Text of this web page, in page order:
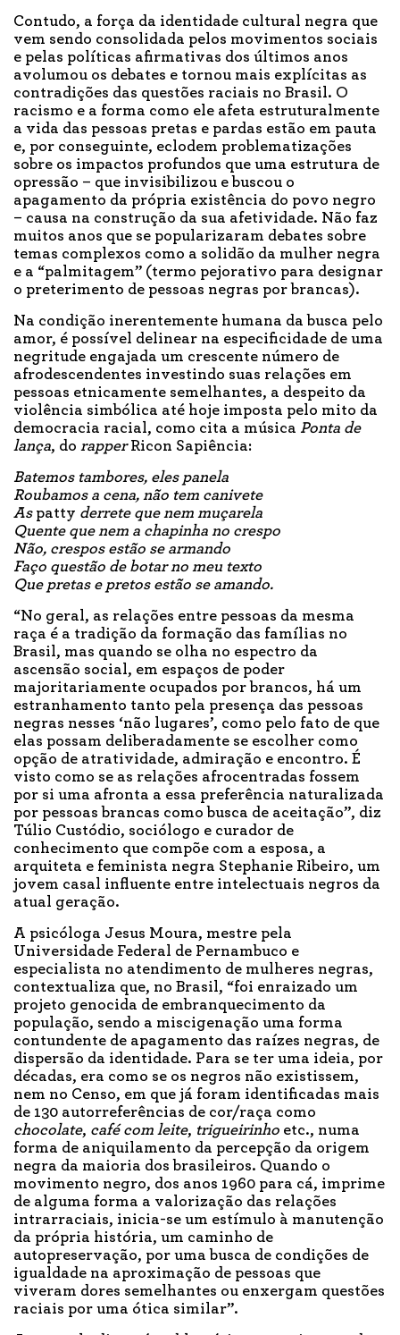
Contudo, a força da identidade cultural negra que
vem sendo consolidada pelos movimentos sociais
e pelas políticas afirmativas dos últimos anos
avolumou os debates e tornou mais explícitas as
contradições das questões raciais no Brasil. O
racismo e a forma como ele afeta estruturalmente
a vida das pessoas pretas e pardas estão em pauta
e, por conseguinte, eclodem problematizações
sobre os impactos profundos que uma estrutura de
opressão – que invisibilizou e buscou o
apagamento da própria existência do povo negro
– causa na construção da sua afetividade. Não faz
muitos anos que se popularizaram debates sobre
temas complexos como a solidão da mulher negra
e a “palmitagem” (termo pejorativo para designar
o preterimento de pessoas negras por brancas).
Na condição inerentemente humana da busca pelo
amor, é possível delinear na especificidade de uma
negritude engajada um crescente número de
afrodescendentes investindo suas relações em
pessoas etnicamente semelhantes, a despeito da
violência simbólica até hoje imposta pelo mito da
democracia racial, como cita a música Ponta de
lança, do rapperRicon Sapiência:
Batemos tambores, eles panela
Roubamos a cena, não tem canivete
As patty derrete que nem muçarela
Quente que nem a chapinha no crespo
Não, crespos estão se armando
Faço questão de botar no meu texto
Que pretas e pretos estão se amando.
“No geral, as relações entre pessoas da mesma
raça é a tradição da formação das famílias no
Brasil, mas quando se olha no espectro da
ascensão social, em espaços de poder
majoritariamente ocupados por brancos, há um
estranhamento tanto pela presença das pessoas
negras nesses ‘não lugares’, como pelo fato de que
elas possam deliberadamente se escolher como
opção de atratividade, admiração e encontro. É
visto como se as relações afrocentradas fossem
por si uma afronta a essa preferência naturalizada
por pessoas brancas como busca de aceitação”, diz
Túlio Custódio, sociólogo e curador de
conhecimento que compõe com a esposa, a
arquiteta e feminista negra Stephanie Ribeiro, um
jovem casal influente entre intelectuais negros da
atual geração.
A psicóloga Jesus Moura, mestre pela
Universidade Federal de Pernambuco e
especialista no atendimento de mulheres negras,
contextualiza que, no Brasil, “foi enraizado um
projeto genocida de embranquecimento da
população, sendo a miscigenação uma forma
contundente de apagamento das raízes negras, de
dispersão da identidade. Para se ter uma ideia, por
décadas, era como se os negros não existissem,
nem no Censo, em que já foram identificadas mais
de 130 autorreferências de cor/raça como
chocolate, café com leite, trigueirinho etc., numa
forma de aniquilamento da percepção da origem
negra da maioria dos brasileiros. Quando o
movimento negro, dos anos 1960 para cá, imprime
de alguma forma a valorização das relações
intrarraciais, inicia-se um estímulo à manutenção
da própria história, um caminho de
autopreservação, por uma busca de condições de
igualdade na aproximação de pessoas que
viveram dores semelhantes ou enxergam questões
raciais por uma ótica similar”.